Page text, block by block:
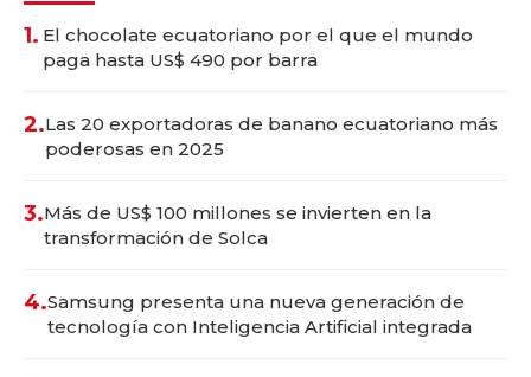
1. El chocolate ecuatoriano por el que el mundo
paga hasta US$ 490 por barra
2.Las 20 exportadoras de banano ecuatoriano más
poderosas en 2025
3.Más de US$ 100 millones se invierten en la
transformación de Solca
4.Samsung presenta una nueva generación de
tecnología con Inteligencia Artificial integrada